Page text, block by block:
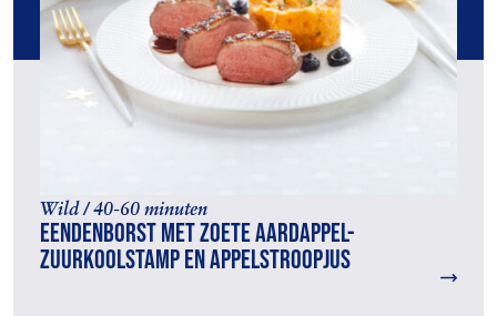
Wild / 40-60 minuten
Eendenborst met zoete aardappel-
zuurkoolstamp en appelstroopjus